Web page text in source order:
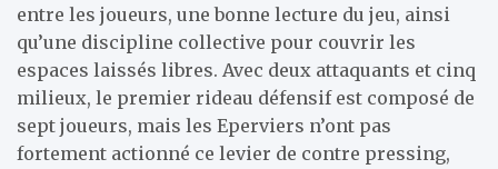
entre les joueurs, une bonne lecture du jeu, ainsi
qu’une discipline collective pour couvrir les
espaces laissés libres. Avec deux attaquants et cinq
milieux, le premier rideau défensif est composé de
sept joueurs, mais les Eperviers n’ont pas
fortement actionné ce levier de contre pressing,